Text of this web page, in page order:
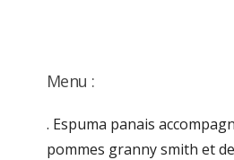
Menu :
. Espuma panais
pommes granny smith et